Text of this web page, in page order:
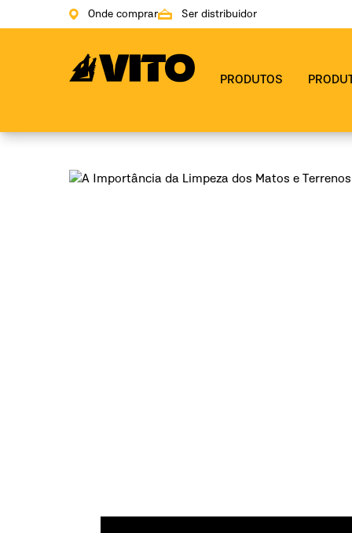
Onde comprar Ser distribuidor
Ir para a página inicial
PRODUTOS